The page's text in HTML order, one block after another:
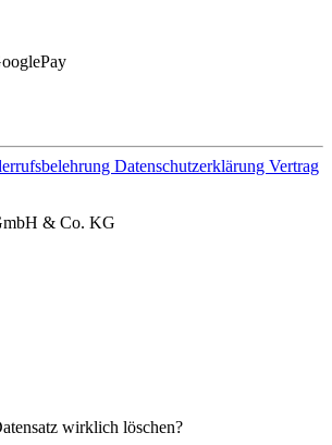
Datenschutzerklärung Vertrag
& Co. KG
wirklich löschen?